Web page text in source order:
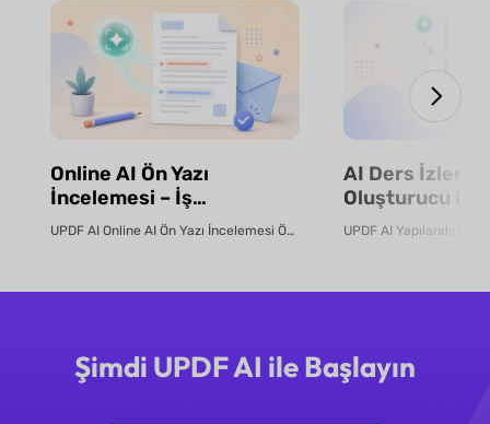
Online AI Ön Yazı
İncelemesi – İş
Başvurunuzu Geliştirin | UPDF AI Online AI Ön Yazı İncelemesi Ön yazınızın gerçekten işe g...
AI Ders
Oluşturucu ile
Planlama,
Şimdi UPDF AI ile Başlayın